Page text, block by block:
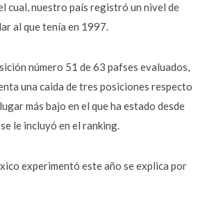
cual, nuestro país registró un nivel de
al que tenía en 1997.
número 51 de 63 pafses evaluados,
una caida de tres posiciones respecto
más bajo en el que ha estado desde
le incluyó en el ranking.
experimentó este año se explica por